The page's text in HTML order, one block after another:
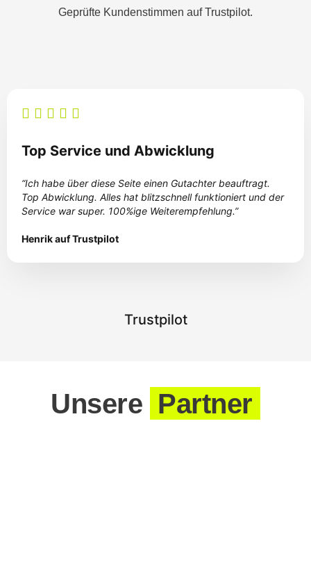
Geprüfte Kundenstimmen auf Trustpilot.
Top Service und Abwicklung
“Ich habe über diese Seite einen Gutachter beauftragt.
Top Abwicklung. Alles hat blitzschnell funktioniert und der
Service war super. 100%ige Weiterempfehlung.”
Henrik auf Trustpilot
Trustpilot
Unsere Partner